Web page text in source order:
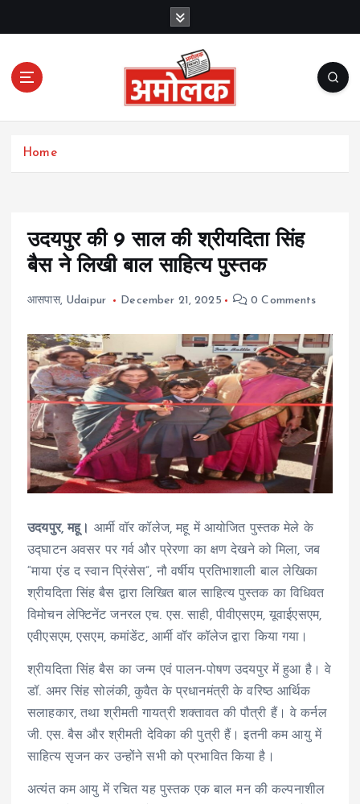
c
Amolak News
Home
उदयपुर की 9 साल की श्रीयदिता सिंह
बैस ने लिखी बाल साहित्य पुस्तक
आसपास, Udaipur December 21, 2025 0 Comments
उदयपुर, महू। आर्मी वॉर कॉलेज, महू में आयोजित पुस्तक मेले के
उद्घाटन अवसर पर गर्व और प्रेरणा का क्षण देखने को मिला, जब
“माया एंड द स्वान प्रिंसेस”, नौ वर्षीय प्रतिभाशाली बाल लेखिका
श्रीयदिता सिंह बैस द्वारा लिखित बाल साहित्य पुस्तक का विधिवत
विमोचन लेफ्टिनेंट जनरल एच. एस. साही, पीवीएसएम, यूवाईएसएम,
एवीएसएम, एसएम, कमांडेंट, आर्मी वॉर कॉलेज द्वारा किया गया।
श्रीयदिता सिंह बैस का जन्म एवं पालन-पोषण उदयपुर में हुआ है। वे
डॉ. अमर सिंह सोलंकी, कुवैत के प्रधानमंत्री के वरिष्ठ आर्थिक
सलाहकार, तथा श्रीमती गायत्री शक्तावत की पौत्री हैं। वे कर्नल
जी. एस. बैस और श्रीमती देविका की पुत्री हैं। इतनी कम आयु में
साहित्य सृजन कर उन्होंने सभी को प्रभावित किया है।
अत्यंत कम आयु में रचित यह पुस्तक एक बाल मन की कल्पनाशील